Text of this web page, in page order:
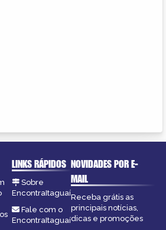
LINKS RÁPIDOS
Sobre
EncontraItaguaí
Fale com o
EncontraItaguaí
NOVIDADES POR E-
MAIL
Receba grátis as
principais notícias,
dicas e promoções